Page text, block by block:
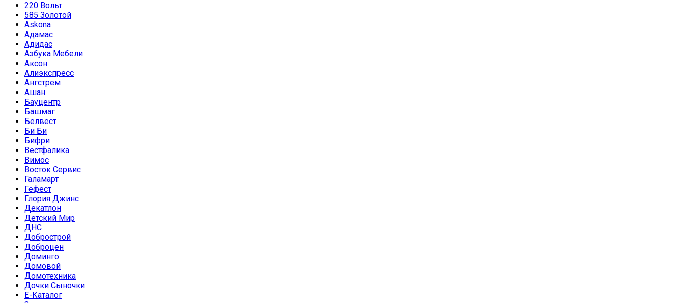
220 Вольт
585 Золотой
Askona
Адамас
Адидас
Азбука Мебели
Аксон
Алиэкспресс
Ангстрем
Ашан
Бауцентр
Башмаг
Белвест
Би Би
Бифри
Вестфалика
Вимос
Восток Сервис
Галамарт
Гефест
Глория Джинс
Декатлон
Детский Мир
ДНС
Добрострой
Доброцен
Доминго
Домовой
Домотехника
Дочки Сыночки
Е-Каталог